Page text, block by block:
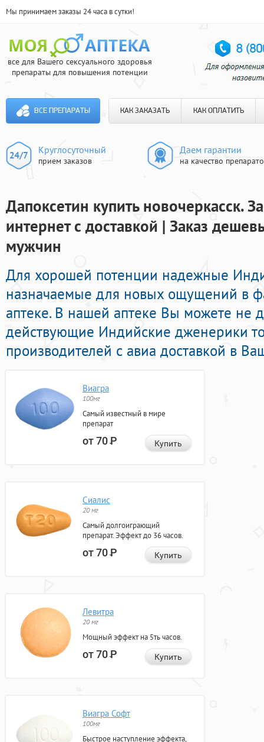
Мы принимаем заказы 24 часа в сутки!
все для Вашего сексуального здоровья
препараты для повышения потенции
ВСЕ ПРЕПАРАТЫ КАК ЗАКАЗАТЬ КАК ОПЛАТИТЬ
Круглосуточный
прием заказов
Даем гарантии
на качество
Дапоксетин купить новочеркасск.
интернет с доставкой | Заказ
мужчин
Для хорошей потенции надежные
назначаемые для новых ощущений в
аптеке. В нашей аптеке Вы можете не
действующие Индийские дженерики
производителей с авиа доставкой в
Виагра
100мг
Самый известный в мире
препарат
от 70Р Купить
Сиалис
20 мг
Самый долгоиграющий
препарат. Эффект до 36 часов.
от 70Р Купить
Левитра
20 мг
Мощный эффект на 5ть часов.
от 70Р Купить
Виагра Софт
100мг
Быстрое наступление эффекта,